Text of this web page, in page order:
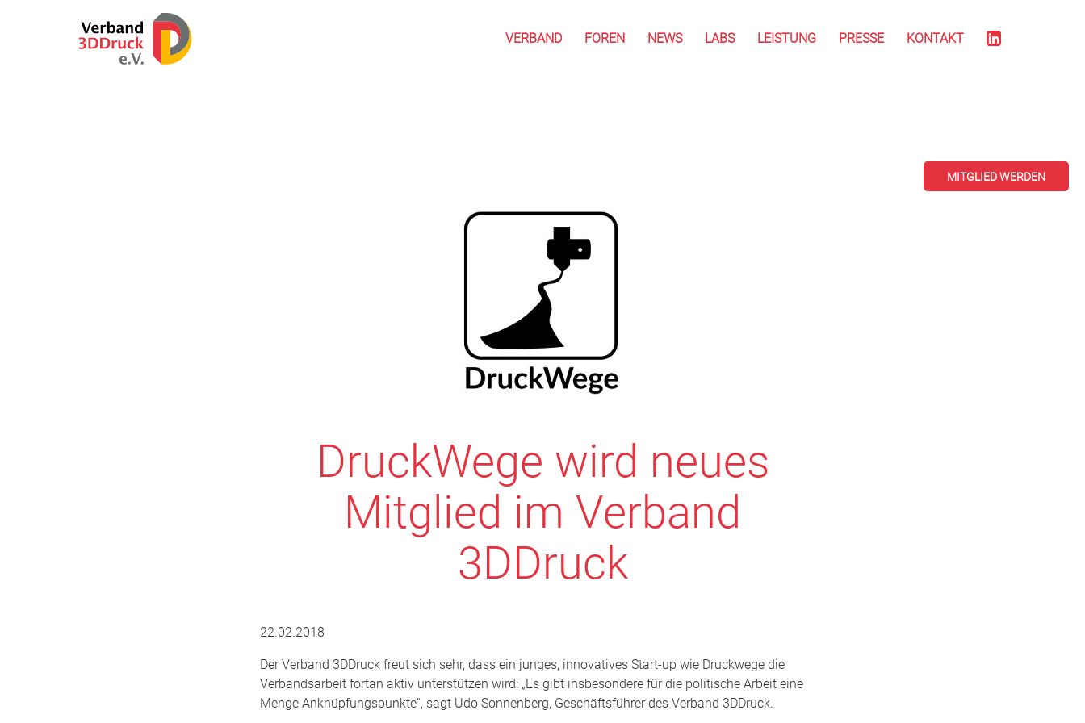
VERBAND FOREN NEWS LABS LEISTUNG PRESSE KONTAKT
DruckWege wird neues
Mitglied im Verband
3DDruck
22.02.2018
Der Verband 3DDruck freut sich sehr, dass ein junges, innovatives Start-up wie Druckwege die
Verbandsarbeit fortan aktiv unterstützen wird: „Es gibt insbesondere für die politische Arbeit eine
Menge Anknüpfungspunkte“, sagt Udo Sonnenberg, Geschäftsführer des Verband 3DDruck.
MITGLIED WERDEN